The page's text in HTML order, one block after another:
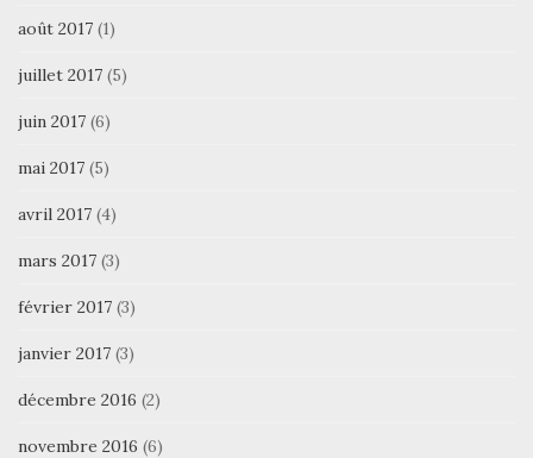
août 2017 (1)
juillet 2017 (5)
juin 2017 (6)
mai 2017 (5)
avril 2017 (4)
mars 2017 (3)
février 2017 (3)
janvier 2017 (3)
décembre 2016 (2)
novembre 2016 (6)